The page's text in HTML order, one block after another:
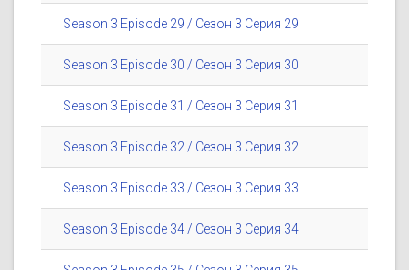
Season 3 Episode 29 / Сезон 3 Серия 29
Season 3 Episode 30 / Сезон 3 Серия 30
Season 3 Episode 31 / Сезон 3 Серия 31
Season 3 Episode 32 / Сезон 3 Серия 32
Season 3 Episode 33 / Сезон 3 Серия 33
Season 3 Episode 34 / Сезон 3 Серия 34